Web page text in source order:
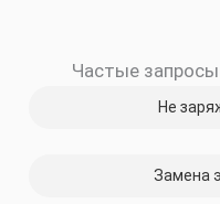
Частые
Не
Замена